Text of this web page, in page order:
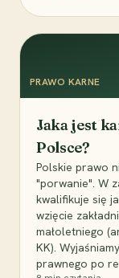
PRAWO KARNE
Jaka jest
Polsce?
Polskie prawo
"porwanie". W
kwalifikuje się
wzięcie
małoletniego
KK).
prawnego po